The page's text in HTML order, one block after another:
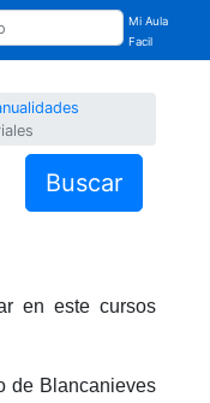
Mi Aula
Facil
Buscar
en este cursos
de Blancanieves